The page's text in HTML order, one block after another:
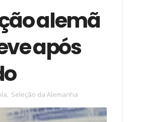
alemã
após
, Seleção da Alemanha